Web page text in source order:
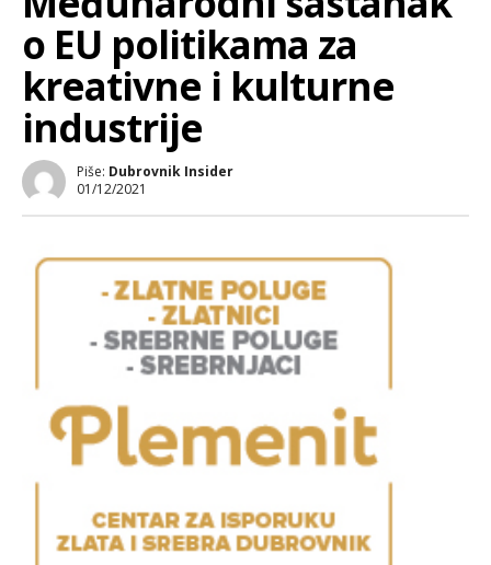
o EU politikama za
kreativne i kulturne
industrije
Piše: Dubrovnik Insider
01/12/2021